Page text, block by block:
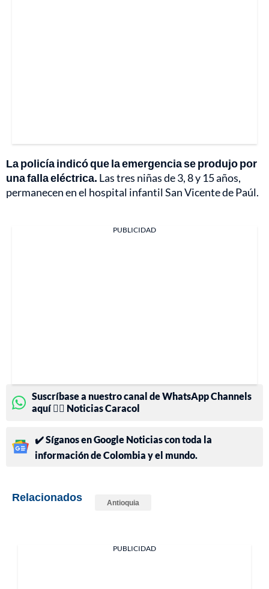
La policía indicó que la emergencia se produjo por
una falla eléctrica. Las tres niñas de 3, 8 y 15 años,
permanecen en el hospital infantil San Vicente de Paúl.
PUBLICIDAD
Suscríbase a nuestro canal de WhatsApp Channels
aquí 👉🏻 Noticias Caracol
✔️ Síganos en Google Noticias con toda la
información de Colombia y el mundo.
Relacionados Antioquia
PUBLICIDAD